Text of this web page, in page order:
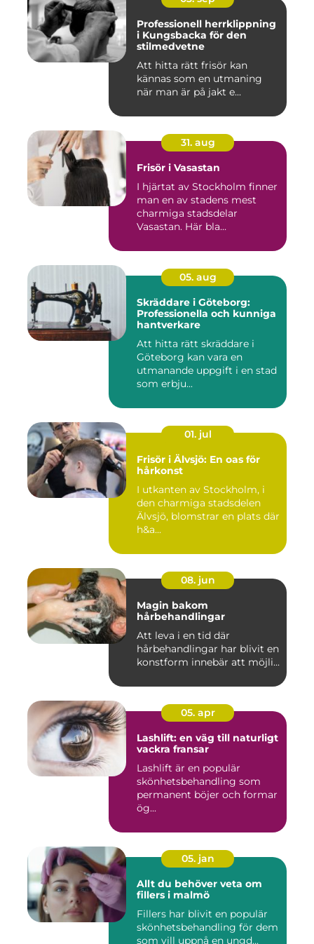
Professionell herrklippning
i Kungsbacka för den
stilmedvetne
Att hitta rätt frisör kan
kännas som en utmaning
när man är på jakt e...
31. aug
Frisör i Vasastan
I hjärtat av Stockholm finner
man en av stadens mest
charmiga stadsdelar
Vasastan. Här bla...
05. aug
Skräddare i Göteborg:
Professionella och kunniga
hantverkare
Att hitta rätt skräddare i
Göteborg kan vara en
utmanande uppgift i en stad
som erbju...
01. jul
Frisör i Älvsjö: En oas för
hårkonst
I utkanten av Stockholm, i
den charmiga stadsdelen
Älvsjö, blomstrar en plats där
h&a...
08. jun
Magin bakom
hårbehandlingar
Att leva i en tid där
hårbehandlingar har blivit en
konstform innebär att möjli...
05. apr
Lashlift: en väg till naturligt
vackra fransar
Lashlift är en populär
skönhetsbehandling som
permanent böjer och formar
ög...
05. jan
Allt du behöver veta om
fillers i malmö
Fillers har blivit en populär
skönhetsbehandling för dem
som vill uppnå en ungd...